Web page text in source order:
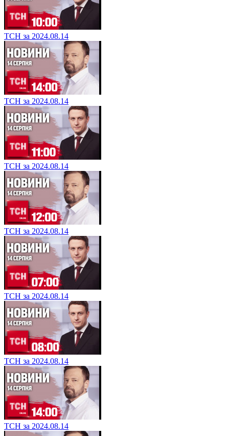
ТСН за 2024.08.14
ТСН за 2024.08.14
ТСН за 2024.08.14
ТСН за 2024.08.14
ТСН за 2024.08.14
ТСН за 2024.08.14
ТСН за 2024.08.14